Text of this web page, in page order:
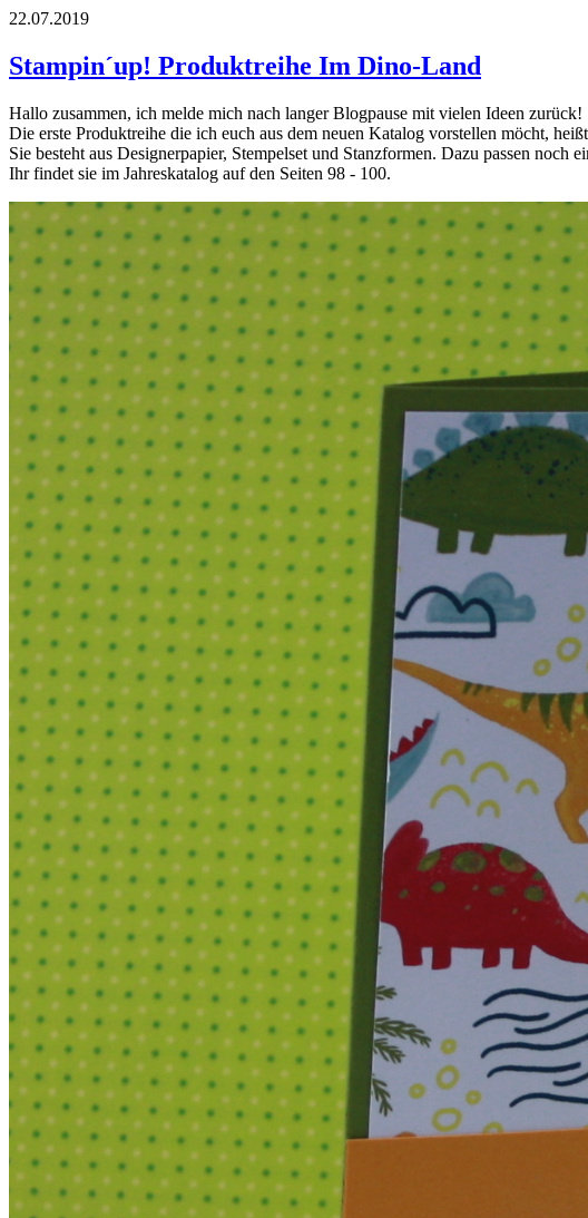
22.07.2019
Stampin´up! Produktreihe Im Dino-Land
Hallo zusammen, ich melde mich nach langer Blogpause mit vielen Ideen zurück!
Die erste Produktreihe die ich euch aus dem neuen Katalog vorstellen möcht,
Sie besteht aus Designerpapier, Stempelset und Stanzformen. Dazu passen
Ihr findet sie im Jahreskatalog auf den Seiten 98 - 100.